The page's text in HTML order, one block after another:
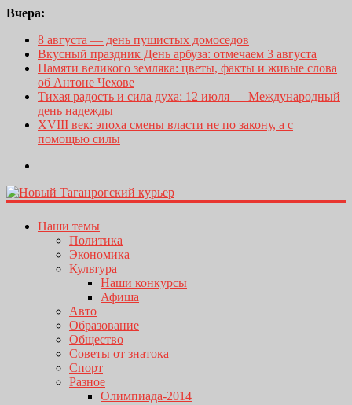
Вчера:
8 августа — день пушистых домоседов
Вкусный праздник День арбуза: отмечаем 3 августа
Памяти великого земляка: цветы, факты и живые слова
об Антоне Чехове
Тихая радость и сила духа: 12 июля — Международный
день надежды
XVIII век: эпоха смены власти не по закону, а с
помощью силы
Наши темы
Политика
Экономика
Культура
Наши конкурсы
Афиша
Авто
Образование
Общество
Советы от знатока
Спорт
Разное
Олимпиада-2014